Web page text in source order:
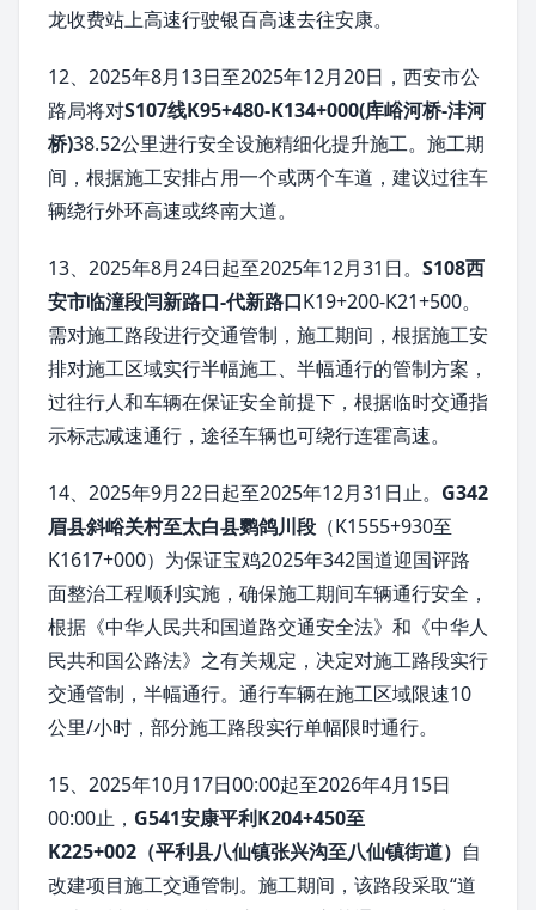
龙收费站上高速行驶银百高速去往安康。
12、2025年8月13日至2025年12月20日，西安市公
路局将对S107线K95+480-K134+000(库峪河桥-沣河
桥)38.52公里进行安全设施精细化提升施工。施工期
间，根据施工安排占用一个或两个车道，建议过往车
辆绕行外环高速或终南大道。
13、2025年8月24日起至2025年12月31日。 S108西
安市临潼段闫新路口-代新路口K19+200-K21+500。
需对施工路段进行交通管制，施工期间，根据施工安
排对施工区域实行半幅施工、半幅通行的管制方案，
过往行人和车辆在保证安全前提下，根据临时交通指
示标志减速通行，途径车辆也可绕行连霍高速。
14、2025年9月22日起至2025年12月31日止。 G342
眉县斜峪关村至太白县鹦鸽川段 （K1555+930至
K1617+000）为保证宝鸡2025年342国道迎国评路
面整治工程顺利实施，确保施工期间车辆通行安全，
根据《中华人民共和国道路交通安全法》和《中华人
民共和国公路法》之有关规定，决定对施工路段实行
交通管制，半幅通行。通行车辆在施工区域限速10
公里/小时，部分施工路段实行单幅限时通行。
15、2025年10月17日00:00起至2026年4月15日
00:00止， G541安康平利K204+450至
K225+002（平利县八仙镇张兴沟至八仙镇街道） 自
改建项目施工交通管制。施工期间，该路段采取“道